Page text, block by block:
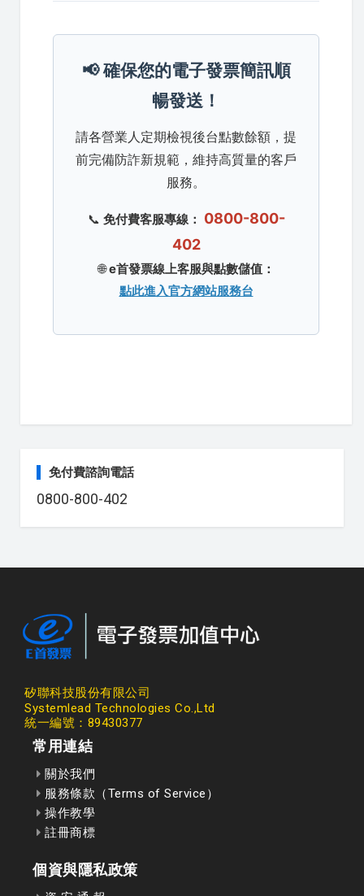
📢 確保您的電子發票簡訊順
暢發送！
請各營業人定期檢視後台點數餘額，提
前完備防詐新規範，維持高質量的客戶
服務。
📞 免付費客服專線： 0800-800-
402
🌐e首發票線上客服與點數儲值：
點此進入官方網站服務台
免付費諮詢電話
0800-800-402
矽聯科技股份有限公司
Systemlead Technologies Co.,Ltd
統一編號：89430377
常用連結
關於我們
服務條款（Terms of Service）
操作教學
註冊商標
個資與隱私政策